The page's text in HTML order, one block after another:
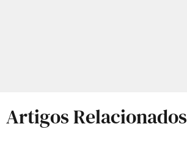
Artigos Relacionados